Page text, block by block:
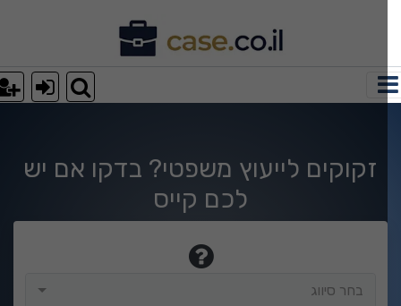
חיפוש
זקוקים לייעוץ משפטי? בדקו אם יש
לכם קייס
בחר סיווג